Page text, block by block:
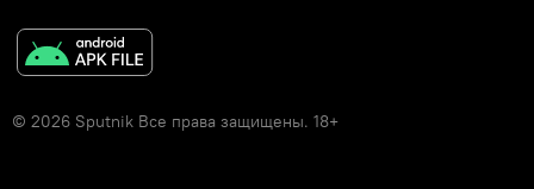
© 2026 Sputnik Все права защищены. 18+